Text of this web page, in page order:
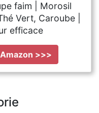
faim | Morosil
Vert, Caroube |
efficace
>>>